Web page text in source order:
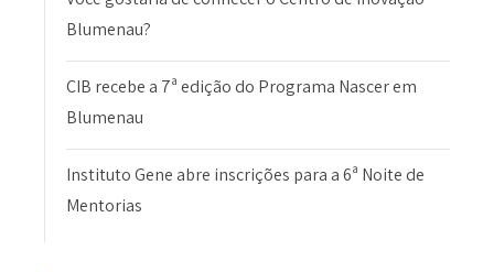
Blumenau?
CIB recebe a 7ª edição do Programa Nascer em
Blumenau
Instituto Gene abre inscrições para a 6ª Noite de
Mentorias